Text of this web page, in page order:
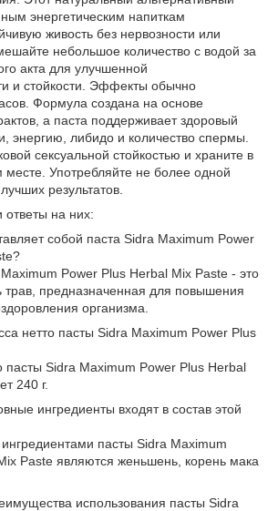
энергетическим напиткам
живость без нервозности или
небольшое количество с водой за
акта для улучшенной
и стойкости. Эффекты обычно
Формула создана на основе
а паста поддерживает здоровый
энергию, либидо и количество спермы.
сексуальной стойкостью и храните в
Употребляйте не более одной
результатов.
на них:
собой паста Sidra Maximum Power
Power Plus Herbal Mix Paste - это
трав, предназначенная для повышения
организма.
нетто пасты Sidra Maximum Power Plus
пасты Sidra Maximum Power Plus Herbal
240 г.
ингредиенты входят в состав этой
пасты Sidra Maximum
Paste являются женьшень, корень мака
использования пасты Sidra